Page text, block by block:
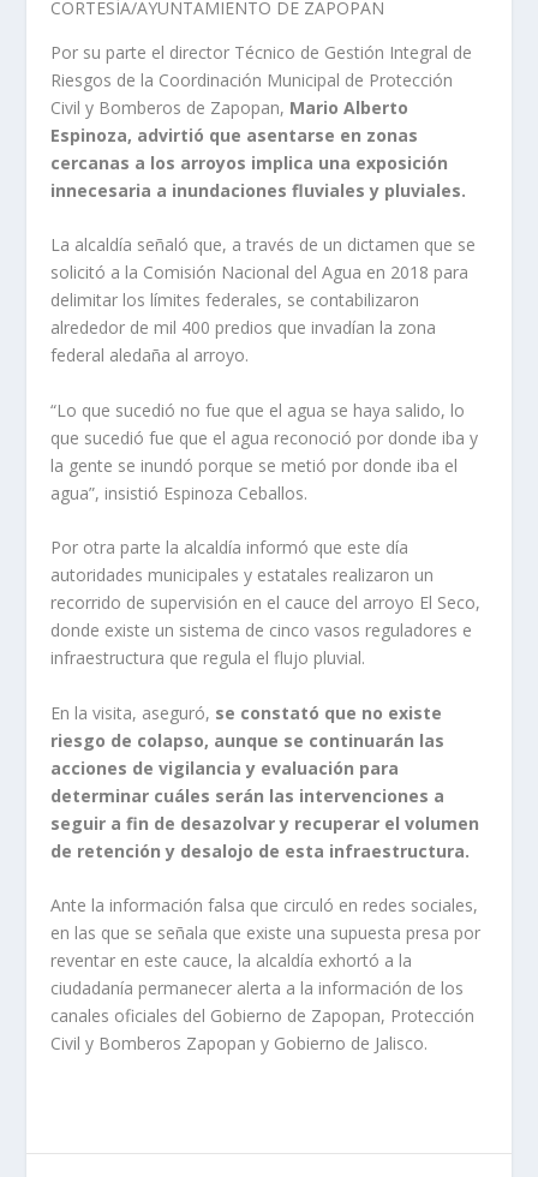
CORTESÍA/AYUNTAMIENTO DE ZAPOPAN
Por su parte el director Técnico de Gestión Integral de
Riesgos de la Coordinación Municipal de Protección
Civil y Bomberos de Zapopan, Mario Alberto
Espinoza, advirtió que asentarse en zonas
cercanas a los arroyos implica una exposición
innecesaria a inundaciones fluviales y pluviales.
La alcaldía señaló que, a través de un dictamen que se
solicitó a la Comisión Nacional del Agua en 2018 para
delimitar los límites federales, se contabilizaron
alrededor de mil 400 predios que invadían la zona
federal aledaña al arroyo.
“Lo que sucedió no fue que el agua se haya salido, lo
que sucedió fue que el agua reconoció por donde iba y
la gente se inundó porque se metió por donde iba el
agua”, insistió Espinoza Ceballos.
Por otra parte la alcaldía informó que este día
autoridades municipales y estatales realizaron un
recorrido de supervisión en el cauce del arroyo El Seco,
donde existe un sistema de cinco vasos reguladores e
infraestructura que regula el flujo pluvial.
En la visita, aseguró, se constató que no existe
riesgo de colapso, aunque se continuarán las
acciones de vigilancia y evaluación para
determinar cuáles serán las intervenciones a
seguir a fin de desazolvar y recuperar el volumen
de retención y desalojo de esta infraestructura.
Ante la información falsa que circuló en redes sociales,
en las que se señala que existe una supuesta presa por
reventar en este cauce, la alcaldía exhortó a la
ciudadanía permanecer alerta a la información de los
canales oficiales del Gobierno de Zapopan, Protección
Civil y Bomberos Zapopan y Gobierno de Jalisco.